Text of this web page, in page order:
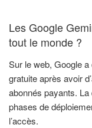
Les Google
tout le monde ?
Sur le web, Google a
gratuite après avoir
abonnés payants.
phases de
l’accès.